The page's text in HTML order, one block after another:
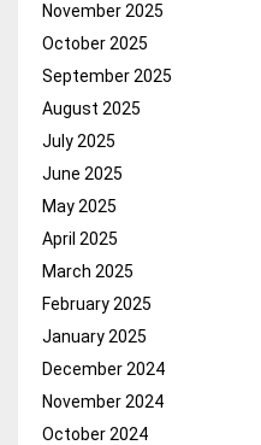
November 2025
October 2025
September 2025
August 2025
July 2025
June 2025
May 2025
April 2025
March 2025
February 2025
January 2025
December 2024
November 2024
October 2024